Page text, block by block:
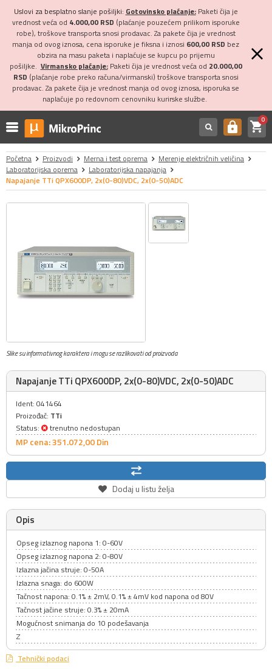
Uslovi za besplatno slanje pošiljki: Gotovinsko plaćanje:Paketi čija je
vrednost veća od 4.000,00 RSD (plaćanje pouzećem prilikom isporuke
robe), troškove transporta snosi prodavac. Za pakete čija je vrednost
manja od ovog iznosa, cena isporuke je fiksna i iznosi 600,00 RSD bez
obzira na masu paketa i naplaćuje se kupcu po prijemu
pošiljke. Virmansko plaćanje:Paketi čija je vrednost veća od 20.000,00
RSD (plaćanje robe preko računa/virmanski) troškove transporta snosi
prodavac. Za pakete čija je vrednost manja od ovog iznosa, isporuka se
naplaćuje po redovnom cenovniku kurirske službe.
https shopping_cart0
Početna Proizvodi Merna i test oprema
Merenje električnih veličina
Laboratorijska oprema
Laboratorijska napajanja
Napajanje TTi QPX600DP, 2x(0-80)VDC, 2x(0-50)ADC
Slike su informativnog karaktera i mogu se razlikovati od proizvoda
Napajanje TTi QPX600DP, 2x(0-80)VDC, 2x(0-50)ADC
Ident: 041464
Proizođač: TTi
Status:
trenutno nedostupan
MP cena: 351.072,00Din
Dodaj u listu želja
Opis
Opseg izlaznog napona 1: 0-60V
Opseg izlaznog napona 2: 0-80V
Izlazna jačina struje: 0-50A
Izlazna snaga: do 600W
Tačnost napona: 0.1% ± 2mV, 0.1% ± 4mV kod napona od 80V
Tačnost jačine struje: 0.3% ± 20mA
Mogućnost snimanja do 10 podešavanja
Z
Tehnički podaci